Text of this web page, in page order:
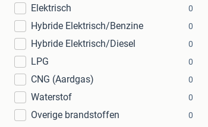
Elektrisch 0
Hybride Elektrisch/Benzine 0
Hybride Elektrisch/Diesel 0
LPG 0
CNG (Aardgas) 0
Waterstof 0
Overige brandstoffen 0